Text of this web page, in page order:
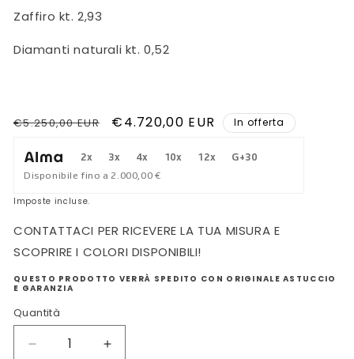
Zaffiro kt. 2,93
Diamanti naturali kt. 0,52
Prezzo
listino
€5.250,00 EUR
Prezzo
€4.720,00 EUR In offerta
2x 3x 4x 10x 12x
G+30
Disponibile fino a 2.000,00 €
Imposte incluse.
CONTATTACI PER RICEVERE LA TUA MISURA E
SCOPRIRE I COLORI DISPONIBILI!
QUESTO PRODOTTO VERRÀ SPEDITO CON ORIGINALE ASTUCCIO
E GARANZIA
Quantità
Diminuisci
Aumenta